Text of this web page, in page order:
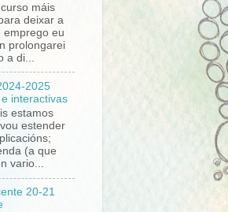
máis
deixar a
emprego eu
prolongarei
di...
2025
interactivas
estamos
estender
(a que
vario...
20-21